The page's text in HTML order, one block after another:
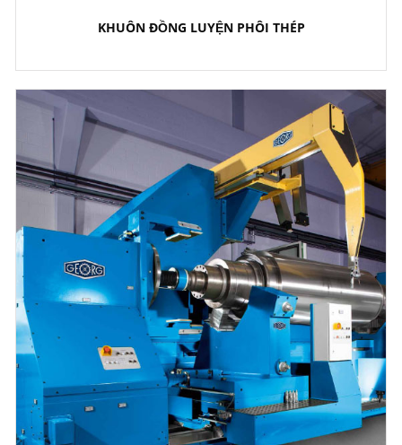
KHUÔN ĐỒNG LUYỆN PHÔI THÉP